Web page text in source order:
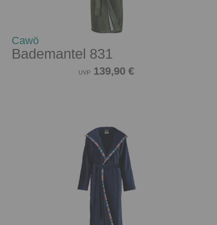
Cawö
Bademantel 831
UVP 139,90 €